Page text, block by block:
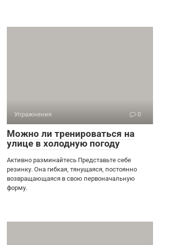
Упражнения 0
Можно ли тренироваться на
улице в холодную погоду
Активно разминайтесь Представьте себе
резинку. Она гибкая, тянущаяся, постоянно
возвращающаяся в свою первоначальную
форму.